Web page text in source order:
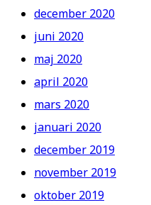
december 2020
juni 2020
maj 2020
april 2020
mars 2020
januari 2020
december 2019
november 2019
oktober 2019